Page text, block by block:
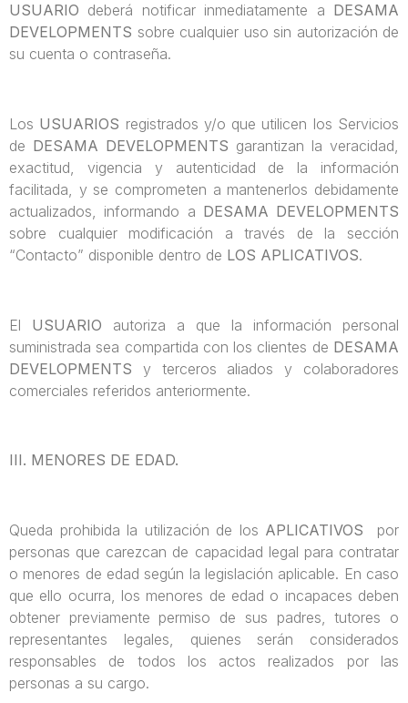
USUARIO deberá notificar inmediatamente a DESAMA
DEVELOPMENTS sobre cualquier uso sin autorización de
su cuenta o contraseña.
Los USUARIOS registrados y/o que utilicen los Servicios
de DESAMA DEVELOPMENTS garantizan la veracidad,
exactitud, vigencia y autenticidad de la información
facilitada, y se comprometen a mantenerlos debidamente
actualizados, informando a DESAMA DEVELOPMENTS
sobre cualquier modificación a través de la sección
“Contacto” disponible dentro de LOS APLICATIVOS.
El USUARIO autoriza a que la información personal
suministrada sea compartida con los clientes de DESAMA
DEVELOPMENTS y terceros aliados y colaboradores
comerciales referidos anteriormente.
III. MENORES DE EDAD.
Queda prohibida la utilización de los APLICATIVOS
por
personas que carezcan de capacidad legal para contratar
o menores de edad según la legislación aplicable. En caso
que ello ocurra, los menores de edad o incapaces deben
obtener previamente permiso de sus padres, tutores o
representantes legales, quienes serán considerados
responsables de todos los actos realizados por las
personas a su cargo.